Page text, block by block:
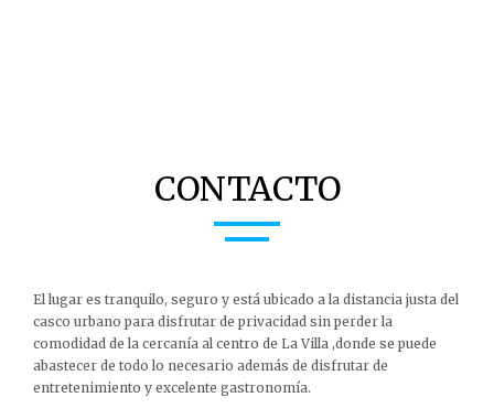
CONTACTO
El lugar es tranquilo, seguro y está ubicado a la distancia justa del
casco urbano para disfrutar de privacidad sin perder la
comodidad de la cercanía al centro de La Villa ,donde se puede
abastecer de todo lo necesario además de disfrutar de
entretenimiento y excelente gastronomía.